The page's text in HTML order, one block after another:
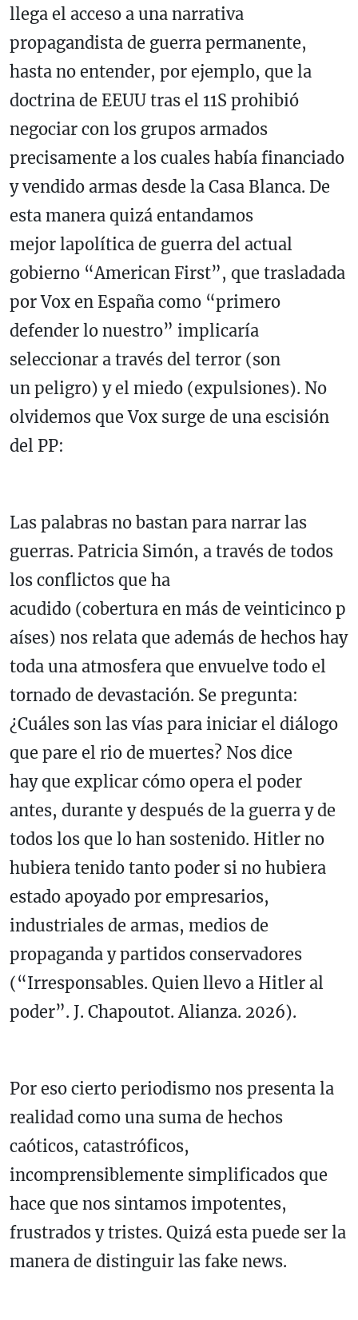
llega el acceso a una narrativa
propagandista de guerra permanente,
hasta no entender, por ejemplo, que la
doctrina de EEUU tras el 11S prohibió
negociar con los grupos armados
precisamente a los cuales había financiado
y vendido armas desde la Casa Blanca. De
esta manera quizá entandamos
mejor lapolítica de guerra del actual
gobierno “American First”, que trasladada
por Vox en España como “primero
defender lo nuestro” implicaría
seleccionar a través del terror (son
un peligro) y el miedo (expulsiones). No
olvidemos que Vox surge de una escisión
del PP:
Las palabras no bastan para narrar las
guerras. Patricia Simón, a través de todos
los conflictos que ha
acudido (cobertura en más de veinticinco p
aíses) nos relata que además de hechos hay
toda una atmosfera que envuelve todo el
tornado de devastación. Se pregunta:
¿Cuáles son las vías para iniciar el diálogo
que pare el rio de muertes? Nos dice
hay que explicar cómo opera el poder
antes, durante y después de la guerra y de
todos los que lo han sostenido. Hitler no
hubiera tenido tanto poder si no hubiera
estado apoyado por empresarios,
industriales de armas, medios de
propaganda y partidos conservadores
(“Irresponsables. Quien llevo a Hitler al
poder”. J. Chapoutot. Alianza. 2026).
Por eso cierto periodismo nos presenta la
realidad como una suma de hechos
caóticos, catastróficos,
incomprensiblemente simplificados que
hace que nos sintamos impotentes,
frustrados y tristes. Quizá esta puede ser la
manera de distinguir las fake news.